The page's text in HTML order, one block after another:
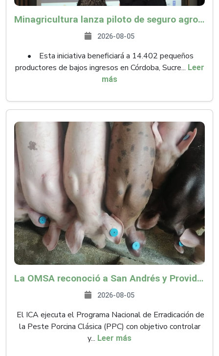
Minagricultura lanza piloto de seguro agropecuario por $9.625 millones para proteger a más de 14.000 pequeños productores contra riesgos del Fenómeno de El Niño
2026-08-05
• Esta iniciativa beneficiará a 14.402 pequeños
productores de bajos ingresos en Córdoba, Sucre... Leer
más
La OMSA reconoció a San Andrés y Providencia como zona libre de Peste Porcina Clásica (PPC)
2026-08-05
El ICA ejecuta el Programa Nacional de Erradicación de
la Peste Porcina Clásica (PPC) con objetivo controlar
y... Leer más